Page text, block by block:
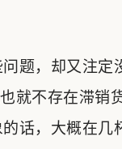
问题，却又注
就不存在滞销
话，大概在几